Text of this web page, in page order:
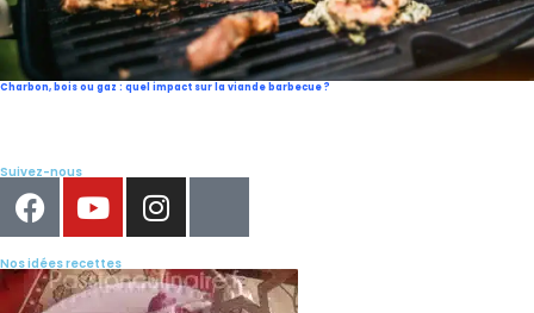
Charbon, bois ou gaz : quel impact sur la viande barbecue ?
Suivez-nous
Nos idées recettes